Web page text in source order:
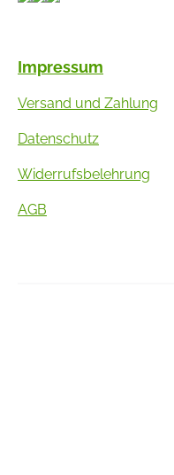
Impressum
Versand und Zahlung
Datenschutz
Widerrufsbelehrung
AGB